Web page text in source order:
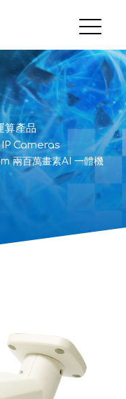
算產品
IP Cameras
兩百萬畫素AI 一體機